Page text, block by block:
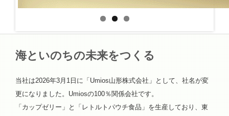
海といのちの未来をつくる
当社は2026年3月1日に「Umios山形株式会社」として、社名が変
更になりました。Umiosの100％関係会社です。
「カップゼリー」と「レトルトパウチ食品」を生産しており、東